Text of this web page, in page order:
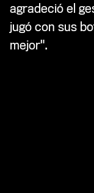
agradeció el
jugó con sus
mejor".